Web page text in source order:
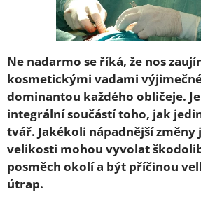
Ne nadarmo se říká, že nos
kosmetickými vadami
dominantou každého obličeje.
integrální součástí toho, jak
tvář. Jakékoli nápadnější změny
velikosti mohou vyvolat
posměch okolí a být příčinou
útrap.